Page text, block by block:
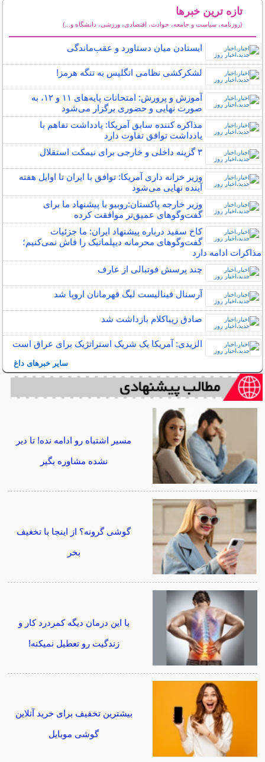
تازه ترین خبرها
(روزنامه، سیاست و جامعه، حوادث، اقتصادی، ورزشی، دانشگاه و...)
ایستادن میان دستاورد و عقب‌ماندگی
لشکرکشی نظامی انگلیس به تنگه هرمز!
آموزش و پرورش: امتحانات پایه‌های ۱۱ و ۱۲، به
صورت نهایی و حضوری برگزار می‌شود
مذاکره کننده سابق آمریکا: یادداشت تفاهم با
یادداشت توافق تفاوت دارد
۳ گزینه داخلی و خارجی برای نیمکت استقلال
وزیر خزانه داری آمریکا: توافق با ایران تا اوایل هفته
آینده نهایی می‌شود
وزیر خارجه پاکستان:روبیو با پیشنهاد ما برای
گفت‌وگوهای عمیق‌تر موافقت کرده
کاخ سفید درباره پیشنهاد ایران: ما جزئیات
گفت‌و‌گو‌های محرمانه دیپلماتیک را فاش نمی‌کنیم؛
مذاکرات ادامه دارد
چند پرسش فوتبالی از عارف
آرسنال فینالیست لیگ قهرمانان اروپا شد
صادق زیباکلام بازداشت شد
الزیدی: آمریکا یک شریک استراتژیک برای عراق است
سایر خبرهای داغ
مسیر اشتباه رو ادامه نده! تا دیر
نشده مشاوره بگیر
گوشی گرونه؟ از اینجا با تخغیف
بخر
با این درمان دیگه کمردرد کار و
زندگیت رو تعطیل نمیکنه!
بیشترین تخفیف برای خرید آنلاین
گوشی موبایل